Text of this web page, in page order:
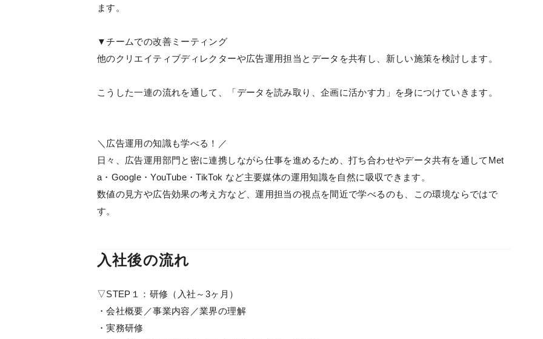
ます。
▼チームでの改善ミーティング
他のクリエイティブディレクターや広告運用担当とデータを共有し、新しい施策を検討します。
こうした一連の流れを通して、「データを読み取り、企画に活かす力」を身につけていきます。
＼広告運用の知識も学べる！／
日々、広告運用部門と密に連携しながら仕事を進めるため、打ち合わせやデータ共有を通してMet
a・Google・YouTube・TikTok など主要媒体の運用知識を自然に吸収できます。
数値の見方や広告効果の考え方など、運用担当の視点を間近で学べるのも、この環境ならではで
す。
入社後の流れ
▽STEP１：研修（入社～3ヶ月）
・会社概要／事業内容／業界の理解
・実務研修